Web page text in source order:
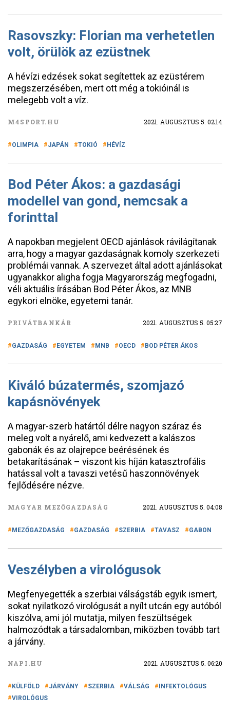
Rasovszky: Florian ma verhetetlen
volt, örülök az ezüstnek
A hévízi edzések sokat segítettek az ezüstérem
megszerzésében, mert ott még a tokióinál is
melegebb volt a víz.
M4SPORT.HU 2021. AUGUSZTUS 5. 02:14
OLIMPIA JAPÁN TOKIÓ HÉVÍZ
Bod Péter Ákos: a gazdasági
modellel van gond, nemcsak a
forinttal
A napokban megjelent OECD ajánlások rávilágítanak
arra, hogy a magyar gazdaságnak komoly szerkezeti
problémái vannak. A szervezet által adott ajánlásokat
ugyanakkor aligha fogja Magyarország megfogadni,
véli aktuális írásában Bod Péter Ákos, az MNB
egykori elnöke, egyetemi tanár.
PRIVÁTBANKÁR 2021. AUGUSZTUS 5. 05:27
GAZDASÁG EGYETEM MNB OECD BOD PÉTER ÁKOS
Kiváló búzatermés, szomjazó
kapásnövények
A magyar-szerb határtól délre nagyon száraz és
meleg volt a nyárelő, ami kedvezett a kalászos
gabonák és az olajrepce beérésének és
betakarításának – viszont kis híján katasztrofális
hatással volt a tavaszi vetésű haszonnövények
fejlődésére nézve.
MAGYAR MEZŐGAZDASÁG 2021. AUGUSZTUS 5. 04:08
MEZŐGAZDASÁG GAZDASÁG SZERBIA TAVASZ GABON
Veszélyben a virológusok
Megfenyegették a szerbiai válságstáb egyik ismert,
sokat nyilatkozó virológusát a nyílt utcán egy autóból
kiszólva, ami jól mutatja, milyen feszültségek
halmozódtak a társadalomban, miközben tovább tart
a járvány.
NAPI.HU 2021. AUGUSZTUS 5. 06:20
KÜLFÖLD JÁRVÁNY SZERBIA VÁLSÁG
INFEKTOLÓGUS
VIROLÓGUS